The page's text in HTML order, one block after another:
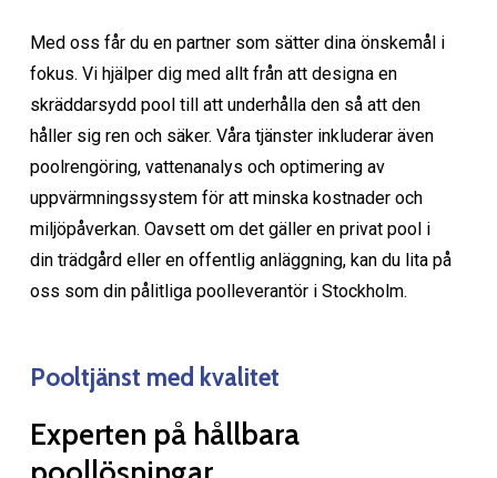
Med oss får du en partner som sätter dina önskemål i
fokus. Vi hjälper dig med allt från att designa en
skräddarsydd pool till att underhålla den så att den
håller sig ren och säker. Våra tjänster inkluderar även
poolrengöring, vattenanalys och optimering av
uppvärmningssystem för att minska kostnader och
miljöpåverkan. Oavsett om det gäller en privat pool i
din trädgård eller en offentlig anläggning, kan du lita på
oss som din pålitliga poolleverantör i Stockholm.
Pooltjänst med kvalitet
Experten på hållbara